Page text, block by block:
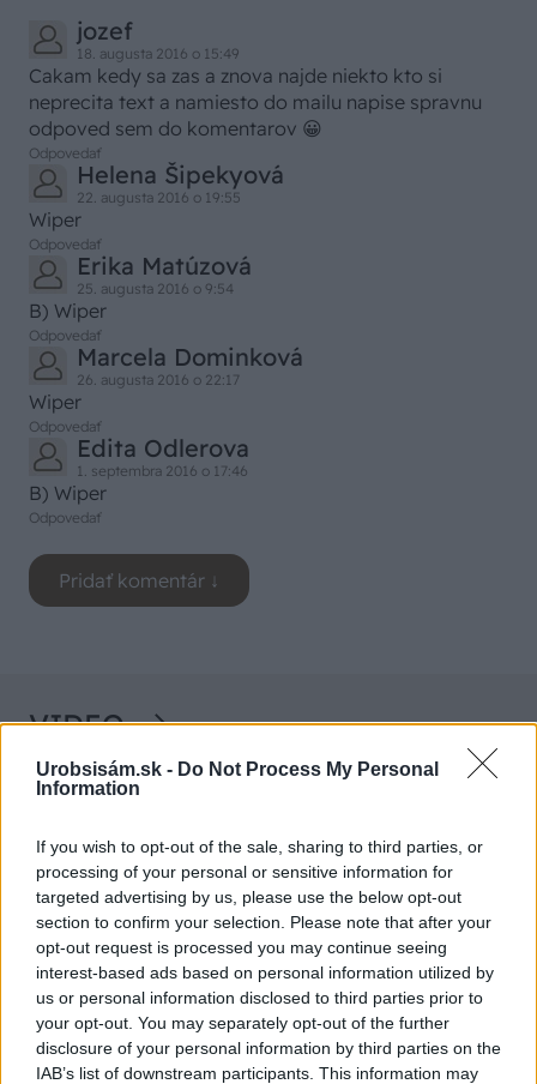
Urobsisám.sk - Do Not Process My Personal
Information
If you wish to opt-out of the sale, sharing to third parties, or
processing of your personal or sensitive information for
targeted advertising by us, please use the below opt-out
section to confirm your selection. Please note that after your
opt-out request is processed you may continue seeing
interest-based ads based on personal information utilized by
us or personal information disclosed to third parties prior to
your opt-out. You may separately opt-out of the further
disclosure of your personal information by third parties on the
IAB’s list of downstream participants. This information may
jozef
18. augusta 2016 o 15:49
Cakam kedy sa zas a znova najde niekto kto si
neprecita text a namiesto do mailu napise spravnu
odpoved sem do komentarov 😀
Odpovedať
Helena Šipekyová
22. augusta 2016 o 19:55
Wiper
Odpovedať
Erika Matúzová
25. augusta 2016 o 9:54
B) Wiper
Odpovedať
Marcela Dominková
26. augusta 2016 o 22:17
Wiper
Odpovedať
Edita Odlerova
1. septembra 2016 o 17:46
B) Wiper
Odpovedať
VIDEO
Chcete dominantu interiéru,
ktorá pritiahne pohľady?
Vyrobte si takéto masívne
Prečo klasická
potrubia v
ako to vyriešiť